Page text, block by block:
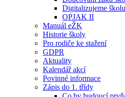
Digitalizujeme školu
OPJAK II
Manuál eŽK
Historie školy
Pro rodiče ke stažení
GDPR
Aktuality
Kalendář akcí
Povinné informace
Zápis do 1. třídy